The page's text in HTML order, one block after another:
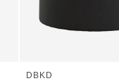
DBKD